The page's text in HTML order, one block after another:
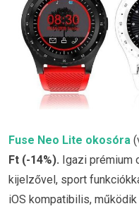
Fuse Neo Lite okosóra
Ft (-14%). Igazi prémium
kijelzővel, sport
iOS kompatibilis,